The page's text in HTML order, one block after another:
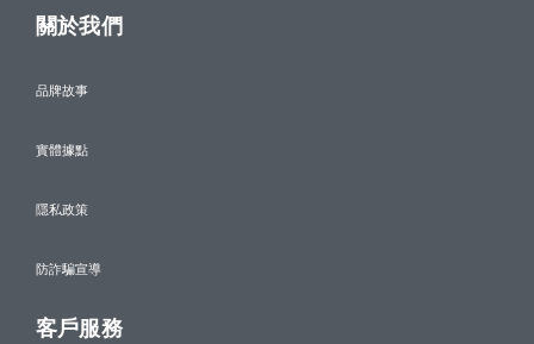
關於我們
品牌故事
實體據點
隱私政策
防詐騙宣導
客戶服務